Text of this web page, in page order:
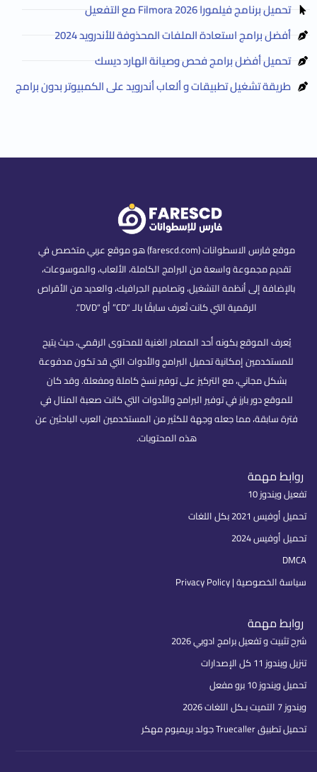
تحميل برنامج فيلمورا Filmora 2026 مع التفعيل
أفضل برامج استعادة الملفات المحذوفة للأندرويد 2024
تحميل أفضل برامج فحص وصيانة الهارد ديسك
طريقة تشغيل تطبيقات و ألعاب أندرويد على الكمبيوتر بدون برامج
موقع فارس الاسطوانات (farescd.com) هو موقع عربي متخصص في
تقديم مجموعة واسعة من البرامج الكاملة، الألعاب، والموسوعات،
بالإضافة إلى أنظمة التشغيل، وتصاميم الجرافيك، والعديد من الأقراص
الرقمية التي كانت تُعرف سابقًا بالـ “CD” أو “DVD”.
يُعرف الموقع بكونه أحد المصادر الغنية للمحتوى الرقمي، حيث يتيح
للمستخدمين إمكانية تحميل البرامج والأدوات التي قد تكون مدفوعة
بشكل مجاني، مع التركيز على توفير نسخ كاملة ومفعلة. وقد كان
للموقع دور بارز في توفير البرامج والأدوات التي كانت صعبة المنال في
فترة سابقة، مما جعله وجهة للكثير من المستخدمين العرب الباحثين عن
هذه المحتويات.
روابط مهمة
تفعيل ويندوز 10
تحميل أوفيس 2021 بكل اللغات
تحميل أوفيس 2024
DMCA
سياسة الخصوصية | Privacy Policy
روابط مهمة
شرح تثبيت و تفعيل برامج ادوبي 2026
تنزيل ويندوز 11 كل الإصدارات
تحميل ويندوز 10 برو مفعل
ويندوز 7 التميت بـكل اللغات 2026
تحميل تطبيق Truecaller جولد بريميوم مهكر